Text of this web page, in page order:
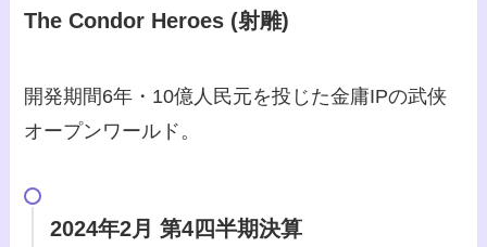
The Condor Heroes (射雕)
開発期間6年・10億人民元を投じた金庸IPの武侠
オープンワールド。
2024年2月 第4四半期決算